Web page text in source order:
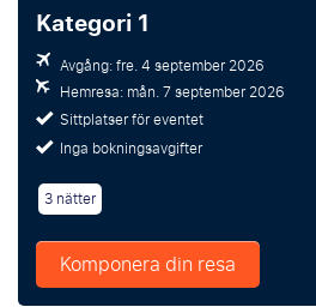
Kategori 1
Avgång: fre. 4 september 2026
Hemresa: mån. 7 september 2026
Sittplatser för eventet
Inga bokningsavgifter
3 nätter
Komponera din resa